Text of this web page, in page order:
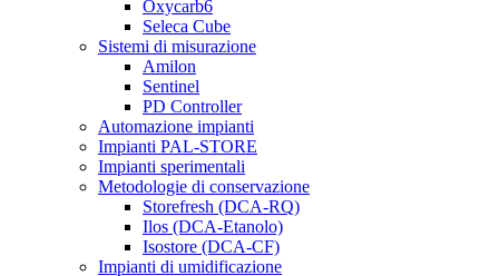
Oxycarb6
Seleca Cube
Sistemi di misurazione
Amilon
Sentinel
PD Controller
Automazione impianti
Impianti PAL-STORE
Impianti sperimentali
Metodologie di conservazione
Storefresh (DCA-RQ)
Ilos (DCA-Etanolo)
Isostore (DCA-CF)
Impianti di umidificazione